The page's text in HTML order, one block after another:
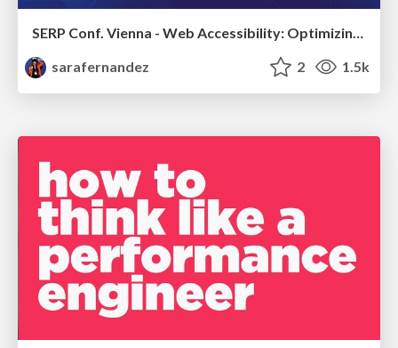
SERP Conf. Vienna - Web Accessibility: Optimizing for Inclusivity and SEO
sarafernandez
2 1.5k